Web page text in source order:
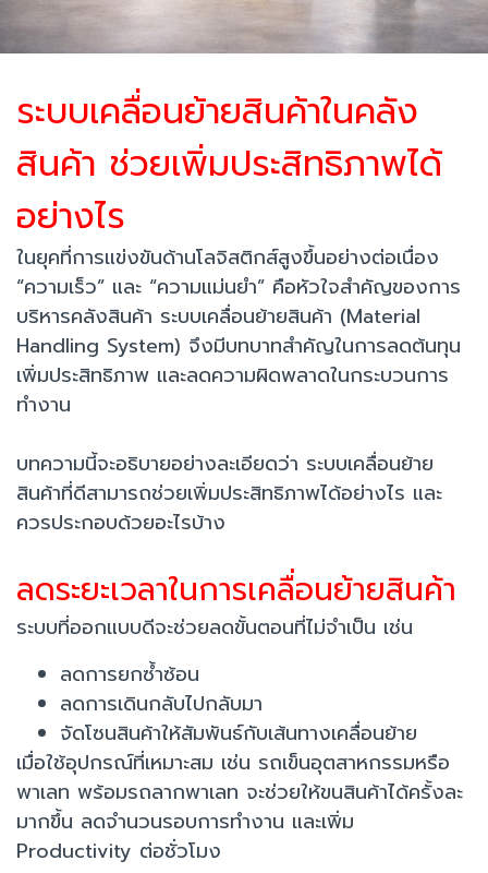
ระบบเคลื่อนย้ายสินค้าในคลัง
สินค้า ช่วยเพิ่มประสิทธิภาพได้
อย่างไร
ในยุคที่การแข่งขันด้านโลจิสติกส์สูงขึ้นอย่างต่อเนื่อง
“ความเร็ว” และ “ความแม่นยำ” คือหัวใจสำคัญของการ
บริหารคลังสินค้า ระบบเคลื่อนย้ายสินค้า (Material
Handling System) จึงมีบทบาทสำคัญในการลดต้นทุน
เพิ่มประสิทธิภาพ และลดความผิดพลาดในกระบวนการ
ทำงาน
บทความนี้จะอธิบายอย่างละเอียดว่า ระบบเคลื่อนย้าย
สินค้าที่ดีสามารถช่วยเพิ่มประสิทธิภาพได้อย่างไร และ
ควรประกอบด้วยอะไรบ้าง
ลดระยะเวลาในการเคลื่อนย้ายสินค้า
ระบบที่ออกแบบดีจะช่วยลดขั้นตอนที่ไม่จำเป็น เช่น
ลดการยกซ้ำซ้อน
ลดการเดินกลับไปกลับมา
จัดโซนสินค้าให้สัมพันธ์กับเส้นทางเคลื่อนย้าย
เมื่อใช้อุปกรณ์ที่เหมาะสม เช่น รถเข็นอุตสาหกรรมหรือ
พาเลท พร้อมรถลากพาเลท จะช่วยให้ขนสินค้าได้ครั้งละ
มากขึ้น ลดจำนวนรอบการทำงาน และเพิ่ม
Productivity ต่อชั่วโมง